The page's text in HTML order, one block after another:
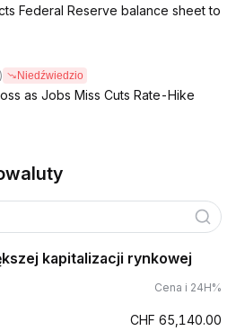
Federal Reserve balance sheet to
Niedźwiedzio
as Jobs Miss Cuts Rate-Hike
kapitalizacji rynkowej
Cena i 24H%
CHF 65,140.00